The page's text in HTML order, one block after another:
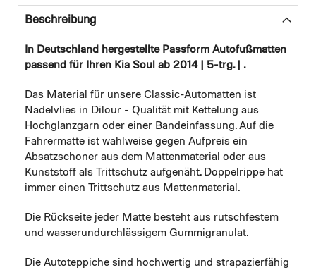
Beschreibung
In Deutschland hergestellte Passform Autofußmatten
passend für Ihren Kia Soul ab 2014 | 5-trg. | .
Das Material für unsere Classic-Automatten ist
Nadelvlies in Dilour - Qualität mit Kettelung aus
Hochglanzgarn oder einer Bandeinfassung. Auf die
Fahrermatte ist wahlweise gegen Aufpreis ein
Absatzschoner aus dem Mattenmaterial oder aus
Kunststoff als Trittschutz aufgenäht. Doppelrippe hat
immer einen Trittschutz aus Mattenmaterial.
Die Rückseite jeder Matte besteht aus rutschfestem
und wasserundurchlässigem Gummigranulat.
Die Autoteppiche sind hochwertig und strapazierfähig